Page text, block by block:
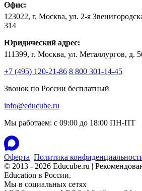
Офис:
123022, г. Москва, ул. 2-я
314
Юридический адрес:
111399, г. Москва, ул. Металлургов, д.
+7 (495) 120-21-86 8 800 301-14-45
Звонок по России бесплатный
info@educube.ru
Мы работаем: c 09:00 до 18:00 ПН-ПТ
Оферта Политика
© 2013 - 2026 Educube.ru |
Education в России.
Мы в социальных сетях